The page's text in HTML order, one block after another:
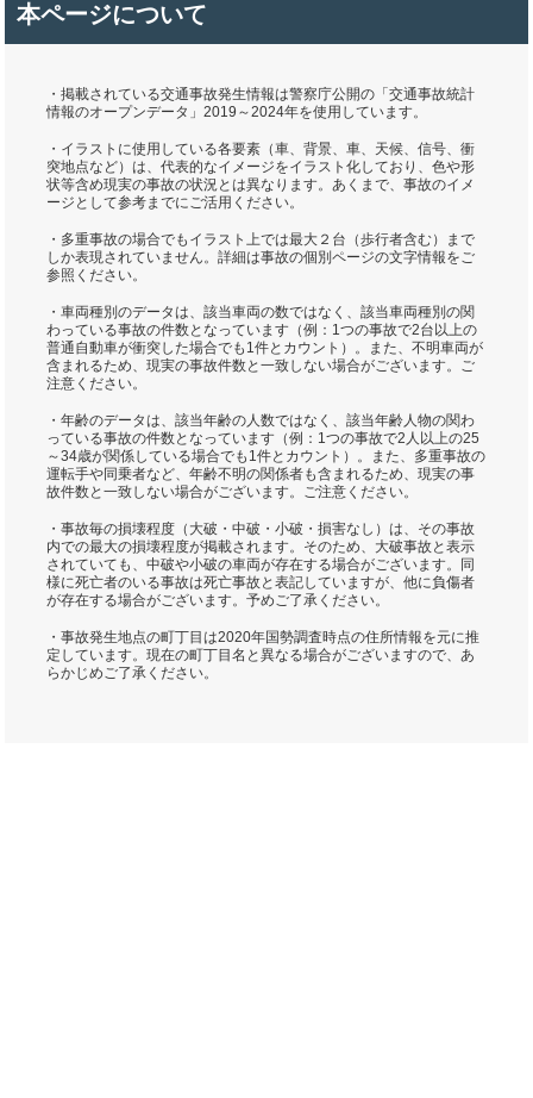
本ページについて
・掲載されている交通事故発生情報は警察庁公開の「交通事故統計
情報のオープンデータ」2019～2024年を使用しています。
・イラストに使用している各要素（車、背景、車、天候、信号、衝
突地点など）は、代表的なイメージをイラスト化しており、色や形
状等含め現実の事故の状況とは異なります。あくまで、事故のイメ
ージとして参考までにご活用ください。
・多重事故の場合でもイラスト上では最大２台（歩行者含む）まで
しか表現されていません。詳細は事故の個別ページの文字情報をご
参照ください。
・車両種別のデータは、該当車両の数ではなく、該当車両種別の関
わっている事故の件数となっています（例：1つの事故で2台以上の
普通自動車が衝突した場合でも1件とカウント）。また、不明車両が
含まれるため、現実の事故件数と一致しない場合がございます。ご
注意ください。
・年齢のデータは、該当年齢の人数ではなく、該当年齢人物の関わ
っている事故の件数となっています（例：1つの事故で2人以上の25
～34歳が関係している場合でも1件とカウント）。また、多重事故の
運転手や同乗者など、年齢不明の関係者も含まれるため、現実の事
故件数と一致しない場合がございます。ご注意ください。
・事故毎の損壊程度（大破・中破・小破・損害なし）は、その事故
内での最大の損壊程度が掲載されます。そのため、大破事故と表示
されていても、中破や小破の車両が存在する場合がございます。同
様に死亡者のいる事故は死亡事故と表記していますが、他に負傷者
が存在する場合がございます。予めご了承ください。
・事故発生地点の町丁目は2020年国勢調査時点の住所情報を元に推
定しています。現在の町丁目名と異なる場合がございますので、あ
らかじめご了承ください。